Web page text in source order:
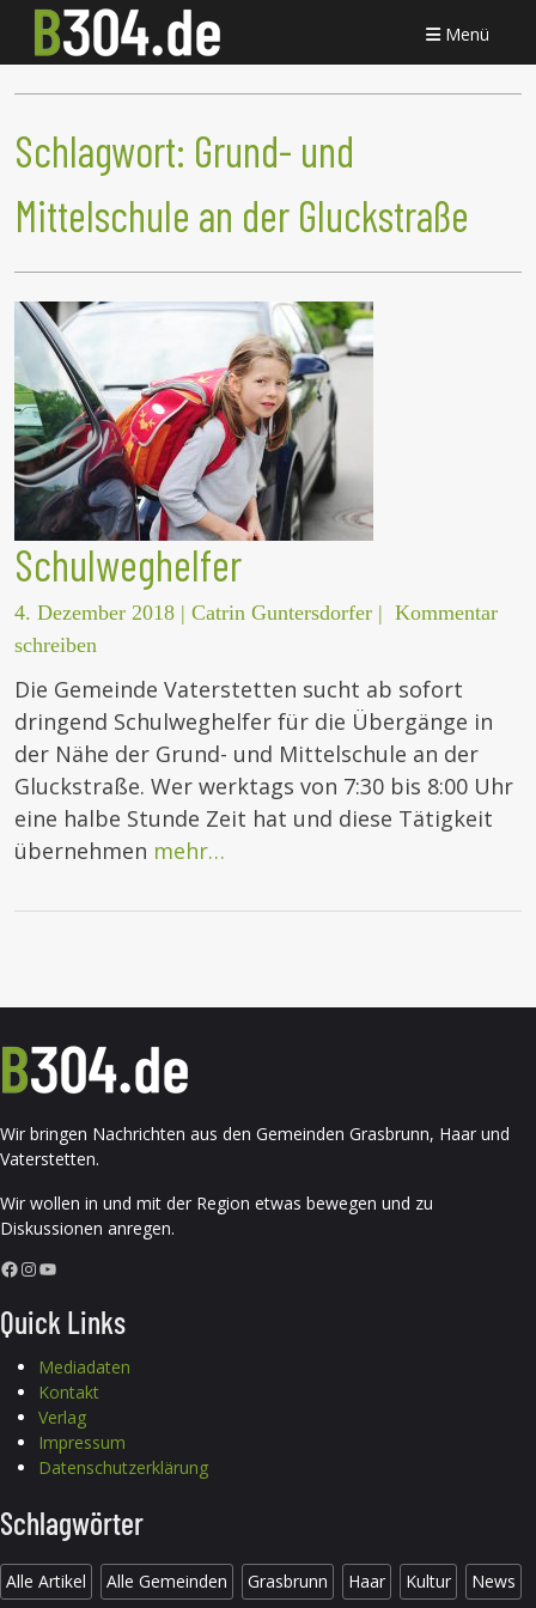
Menü
Schlagwort: Grund- und
Mittelschule an der Gluckstraße
Schulweghelfer
4. Dezember 2018 | Catrin Guntersdorfer | Kommentar
schreiben
Die Gemeinde Vaterstetten sucht ab sofort
dringend Schulweghelfer für die Übergänge in
der Nähe der Grund- und Mittelschule an der
Gluckstraße. Wer werktags von 7:30 bis 8:00 Uhr
eine halbe Stunde Zeit hat und diese Tätigkeit
übernehmen mehr…
Wir bringen Nachrichten aus den Gemeinden Grasbrunn, Haar und
Vaterstetten.
Wir wollen in und mit der Region etwas bewegen und zu
Diskussionen anregen.
Facebook InstagramYouTube
Quick Links
Mediadaten
Kontakt
Verlag
Impressum
Datenschutzerklärung
Schlagwörter
Alle Artikel Alle Gemeinden Grasbrunn Haar Kultur News